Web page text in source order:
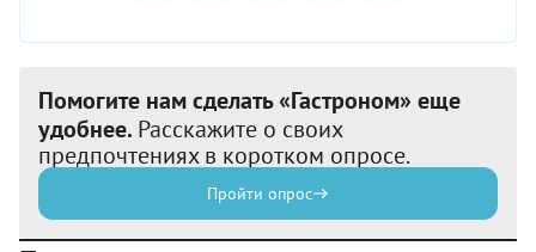
Помогите нам сделать «Гастроном» еще
удобнее. Расскажите о своих
предпочтениях в коротком опросе.
Пройти опрос